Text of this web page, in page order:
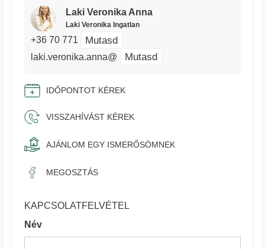
Laki Veronika Anna
Laki Veronika Ingatlan
+36 70 771 Mutasd
laki.veronika.anna@ Mutasd
IDŐPONTOT KÉREK
VISSZAHÍVÁST KÉREK
AJÁNLOM EGY ISMERŐSÖMNEK
MEGOSZTÁS
KAPCSOLATFELVÉTEL
Név